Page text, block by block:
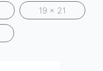
19 x 21